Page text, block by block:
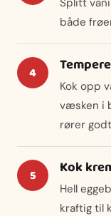
både
Kok opp
væsken i
rører
Kok
Hell
kraftig til